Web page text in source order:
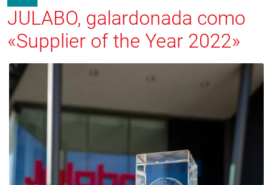
JULABO, galardonada como
«Supplier of the Year 2022»